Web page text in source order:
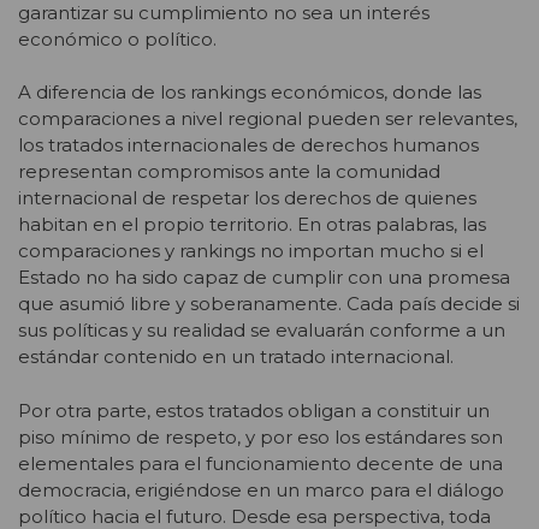
garantizar su cumplimiento no sea un interés
económico o político.
A diferencia de los rankings económicos, donde las
comparaciones a nivel regional pueden ser relevantes,
los tratados internacionales de derechos humanos
representan compromisos ante la comunidad
internacional de respetar los derechos de quienes
habitan en el propio territorio. En otras palabras, las
comparaciones y rankings no importan mucho si el
Estado no ha sido capaz de cumplir con una promesa
que asumió libre y soberanamente. Cada país decide si
sus políticas y su realidad se evaluarán conforme a un
estándar contenido en un tratado internacional.
Por otra parte, estos tratados obligan a constituir un
piso mínimo de respeto, y por eso los estándares son
elementales para el funcionamiento decente de una
democracia, erigiéndose en un marco para el diálogo
político hacia el futuro. Desde esa perspectiva, toda